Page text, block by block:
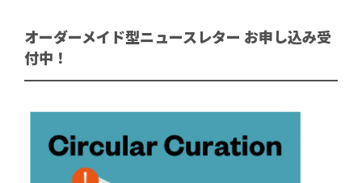
オーダーメイド型ニュースレター お申し込み受
付中！